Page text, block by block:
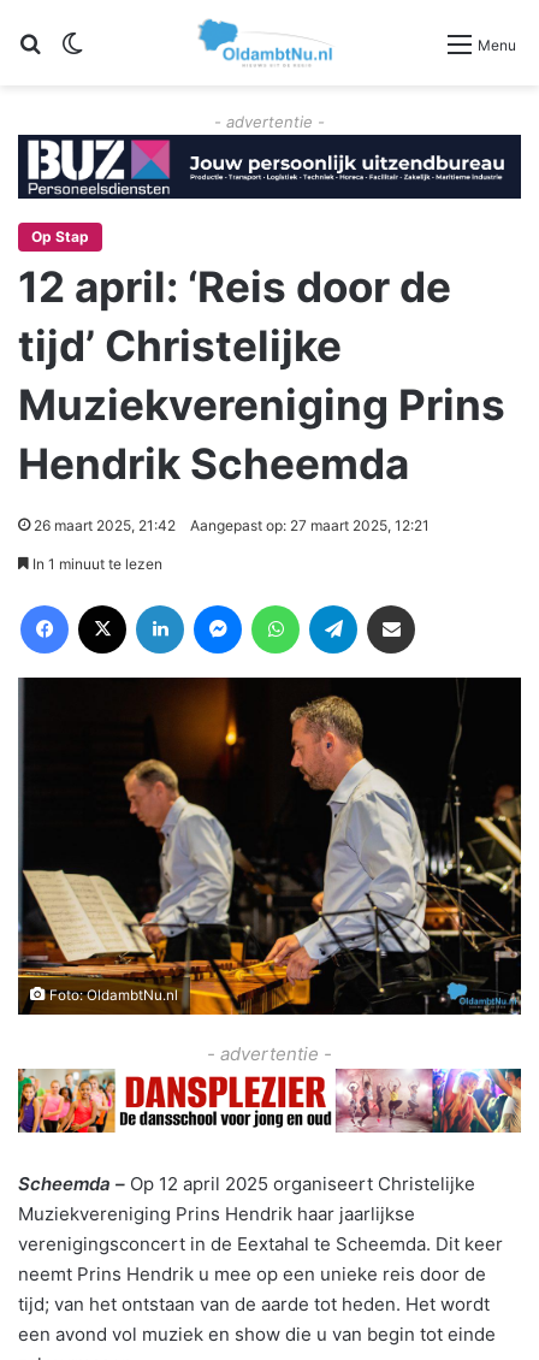
Zoeken Menu
- advertentie -
Op Stap
12 april: ‘Reis door de
tijd’ Christelijke
Muziekvereniging Prins
Hendrik Scheemda
26 maart 2025, 21:42 Aangepast op: 27 maart 2025, 12:21
In 1 minuut te lezen
Foto: OldambtNu.nl
- advertentie -
Scheemda – Op 12 april 2025 organiseert Christelijke
Muziekvereniging Prins Hendrik haar jaarlijkse
verenigingsconcert in de Eextahal te Scheemda. Dit keer
neemt Prins Hendrik u mee op een unieke reis door de
tijd; van het ontstaan van de aarde tot heden. Het wordt
een avond vol muziek en show die u van begin tot einde